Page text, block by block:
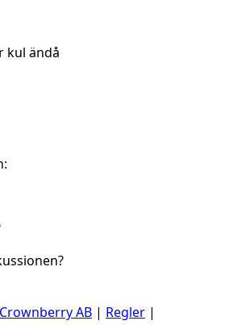
kul ändå
Crownberry AB | Regler |